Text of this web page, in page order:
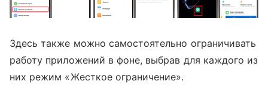
Здесь также можно самостоятельно ограничивать
работу приложений в фоне, выбрав для каждого из
них режим «Жесткое ограничение».